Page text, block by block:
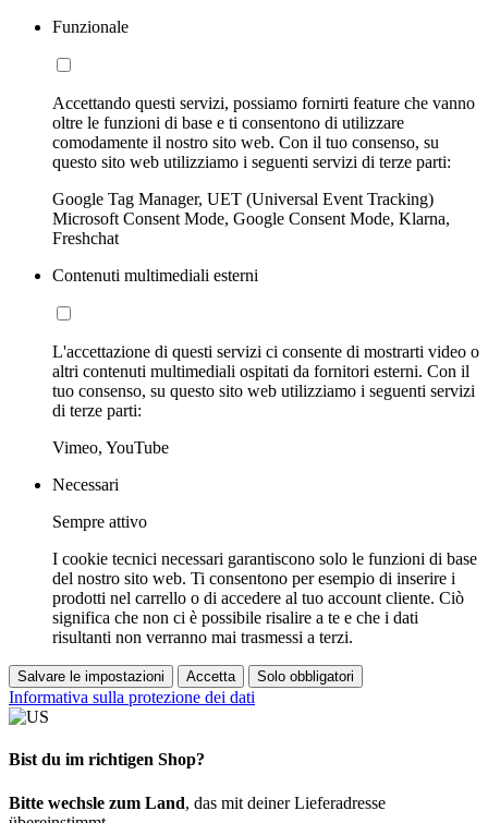
Funzionale
Accettando questi servizi, possiamo fornirti feature che vanno
oltre le funzioni di base e ti consentono di utilizzare
comodamente il nostro sito web. Con il tuo consenso, su
questo sito web utilizziamo i seguenti servizi di terze parti:
Google Tag Manager, UET (Universal Event Tracking)
Microsoft Consent Mode, Google Consent Mode, Klarna,
Freshchat
Contenuti multimediali esterni
L'accettazione di questi servizi ci consente di mostrarti video o
altri contenuti multimediali ospitati da fornitori esterni. Con il
tuo consenso, su questo sito web utilizziamo i seguenti servizi
di terze parti:
Vimeo, YouTube
Necessari
Sempre attivo
I cookie tecnici necessari garantiscono solo le funzioni di base
del nostro sito web. Ti consentono per esempio di inserire i
prodotti nel carrello o di accedere al tuo account cliente. Ciò
significa che non ci è possibile risalire a te e che i dati
risultanti non verranno mai trasmessi a terzi.
Salvare le impostazioni Accetta Solo obbligatori
Informativa sulla protezione dei dati
Bist du im richtigen Shop?
Bitte wechsle zum Land, das mit deiner Lieferadresse